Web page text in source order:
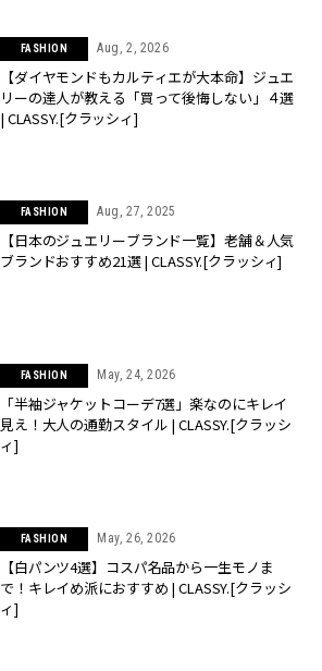
FASHION Aug, 2, 2026
【ダイヤモンドもカルティエが大本命】ジュエ
リーの達人が教える「買って後悔しない」４選
| CLASSY.[クラッシィ]
FASHION Aug, 27, 2025
【日本のジュエリーブランド一覧】老舗＆人気
ブランドおすすめ21選 | CLASSY.[クラッシィ]
FASHION May, 24, 2026
「半袖ジャケットコーデ7選」楽なのにキレイ
見え！大人の通勤スタイル | CLASSY.[クラッシ
ィ]
FASHION May, 26, 2026
【白パンツ4選】コスパ名品から一生モノま
で！キレイめ派におすすめ | CLASSY.[クラッシ
ィ]